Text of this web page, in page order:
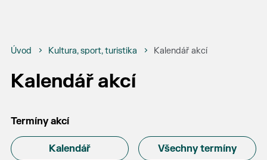
Úvod Kultura, sport, turistika Kalendář akcí
Kalendář akcí
Termíny akcí
Kalendář Všechny termíny